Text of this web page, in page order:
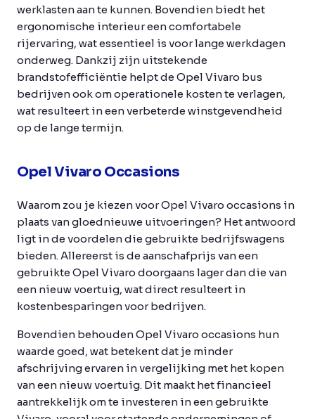
werklasten aan te kunnen. Bovendien biedt het
ergonomische interieur een comfortabele
rijervaring, wat essentieel is voor lange werkdagen
onderweg. Dankzij zijn uitstekende
brandstofefficiëntie helpt de Opel Vivaro bus
bedrijven ook om operationele kosten te verlagen,
wat resulteert in een verbeterde winstgevendheid
op de lange termijn.
Opel Vivaro Occasions
Waarom zou je kiezen voor Opel Vivaro occasions in
plaats van gloednieuwe uitvoeringen? Het antwoord
ligt in de voordelen die gebruikte bedrijfswagens
bieden. Allereerst is de aanschafprijs van een
gebruikte Opel Vivaro doorgaans lager dan die van
een nieuw voertuig, wat direct resulteert in
kostenbesparingen voor bedrijven.
Bovendien behouden Opel Vivaro occasions hun
waarde goed, wat betekent dat je minder
afschrijving ervaren in vergelijking met het kopen
van een nieuw voertuig. Dit maakt het financieel
aantrekkelijk om te investeren in een gebruikte